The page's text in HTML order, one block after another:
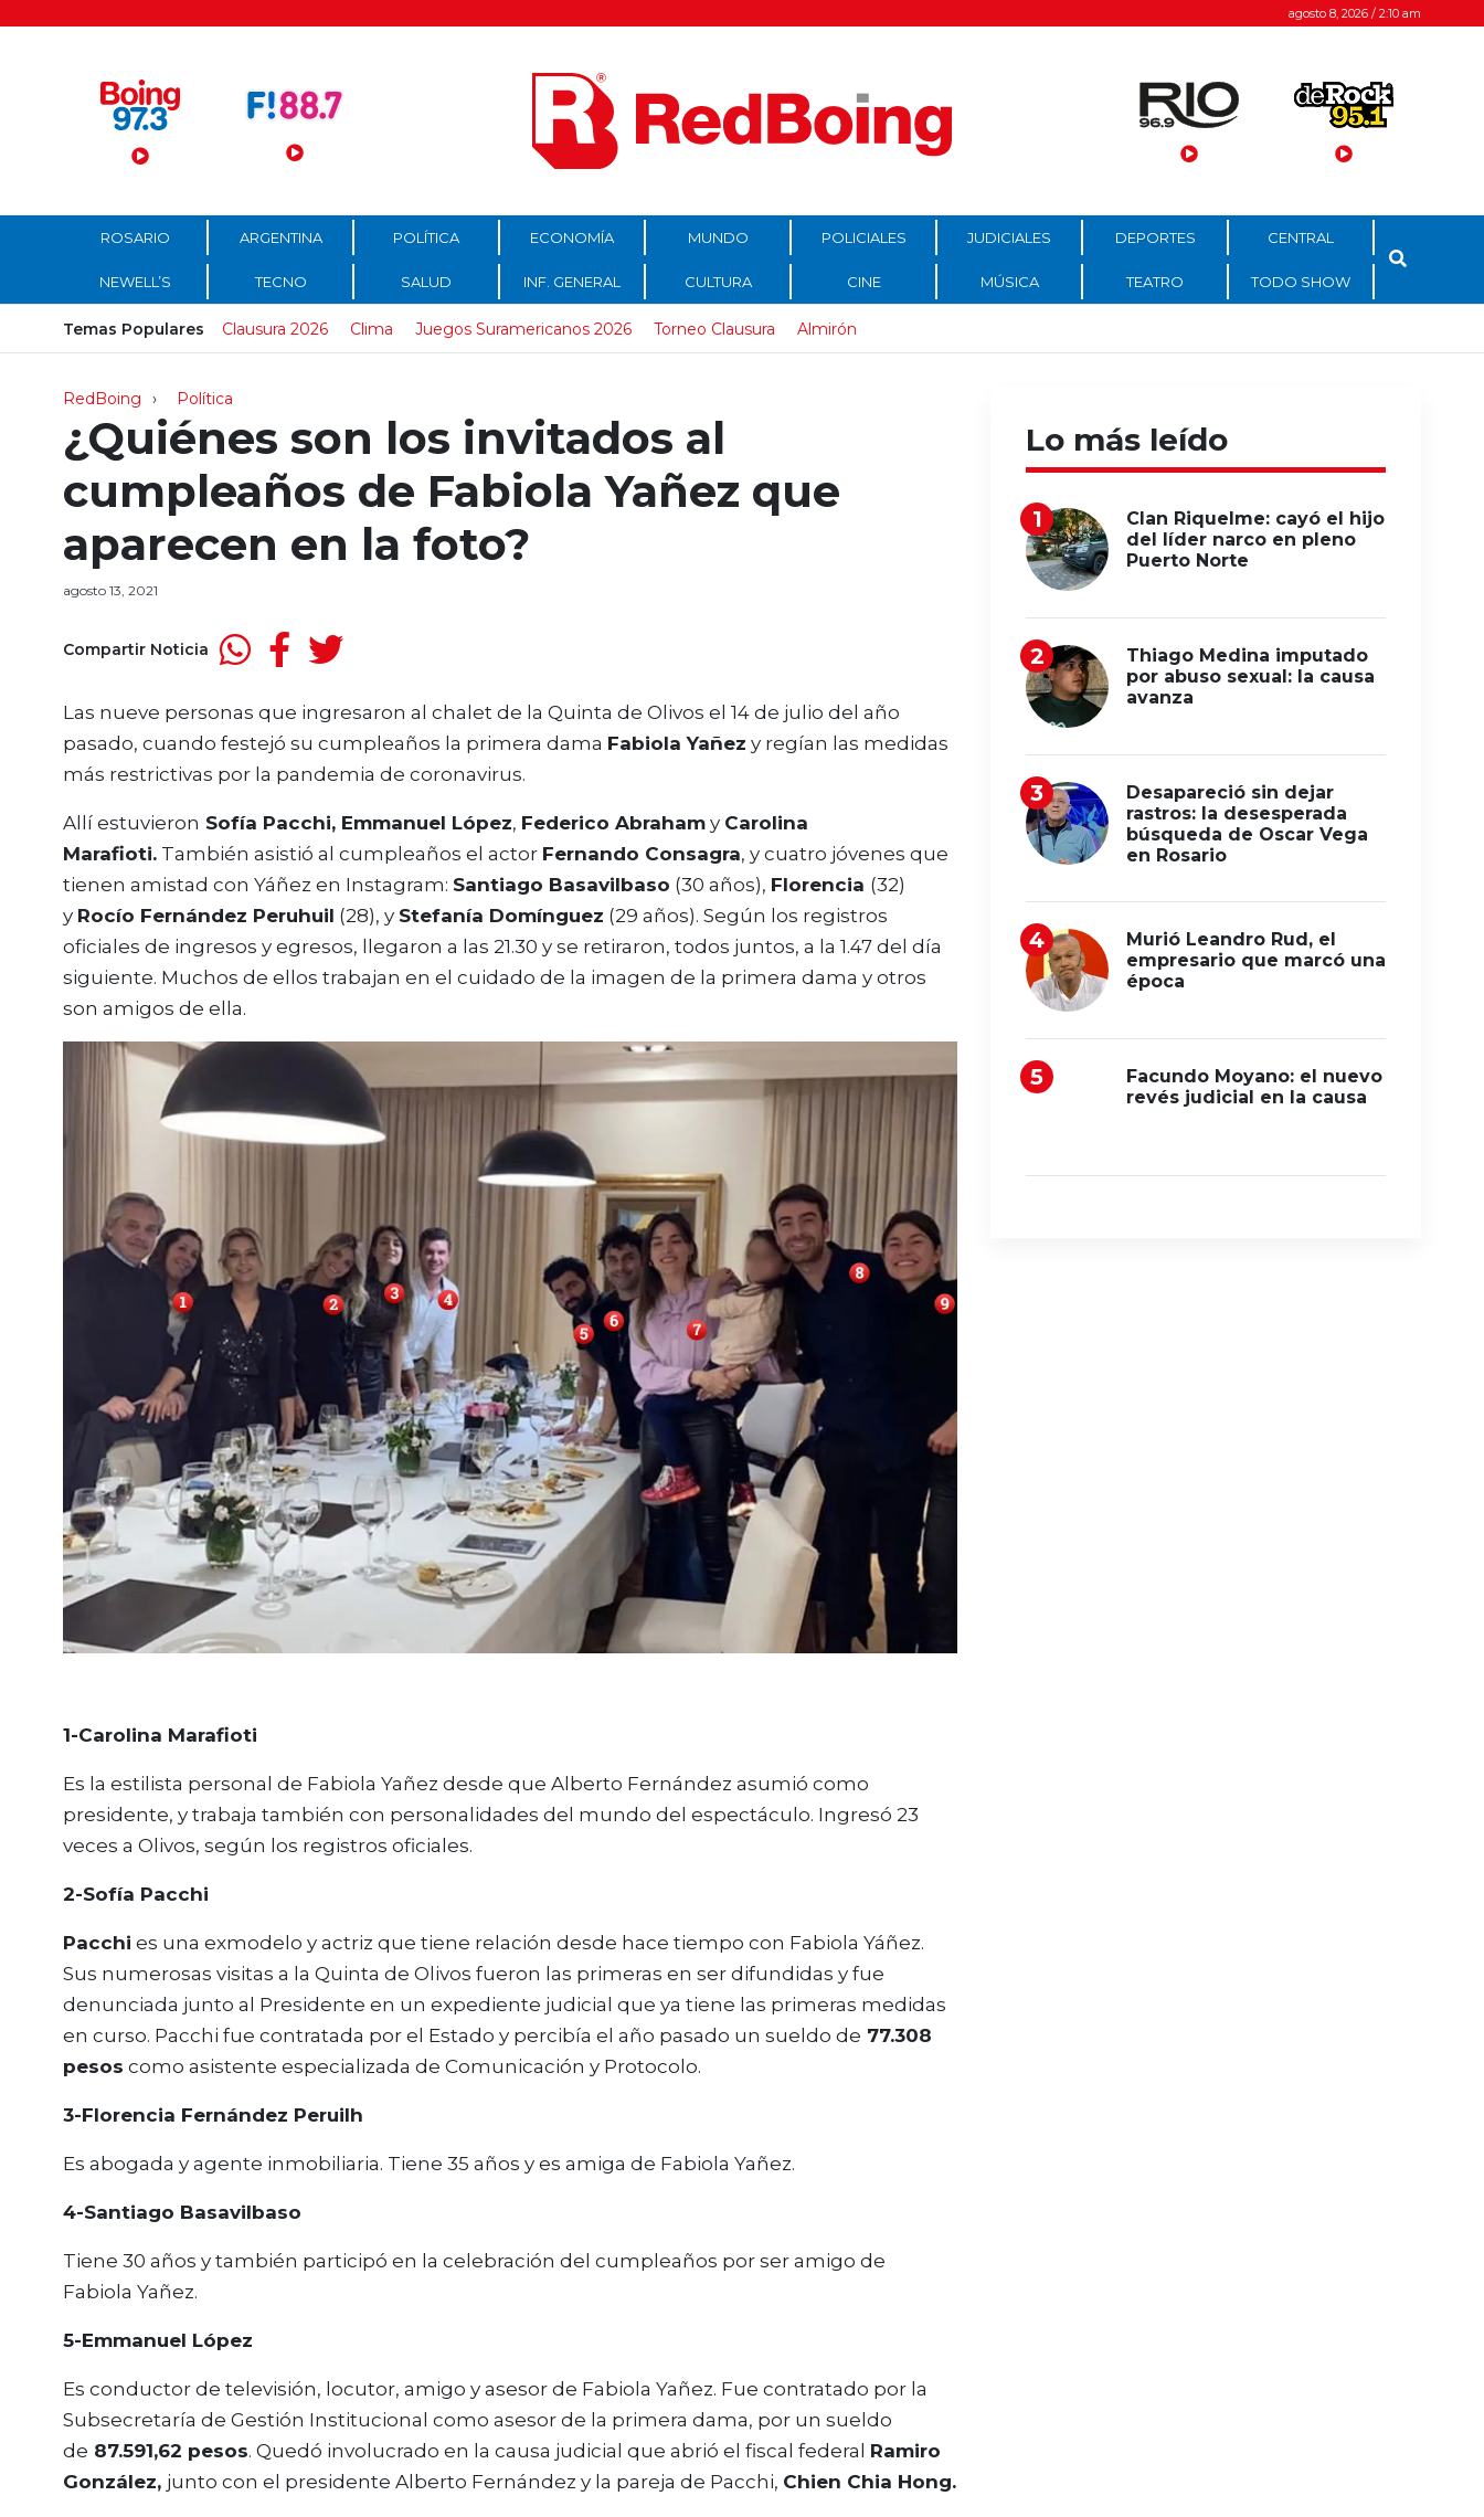
Menú Principal agosto 8, 2026 / 2:10 am
ROSARIO ARGENTINA POLÍTICA ECONOMÍA MUNDO POLICIALES JUDICIALES DEPORTES CENTRAL
NEWELL’S TECNO SALUD INF. GENERAL CULTURA CINE MÚSICA TEATRO TODO SHOW
Temas Populares Clausura 2026 Clima Juegos Suramericanos 2026 Torneo Clausura Almirón
RedBoing Política
¿Quiénes son los invitados al
cumpleaños de Fabiola Yañez que
aparecen en la foto?
agosto 13, 2021
Compartir Noticia
Las nueve personas que ingresaron al chalet de la Quinta de Olivos el 14 de julio del año
pasado, cuando festejó su cumpleaños la primera dama Fabiola Yañez y regían las medidas
más restrictivas por la pandemia de coronavirus.
Allí estuvieron Sofía Pacchi, Emmanuel López, Federico Abraham y Carolina
Marafioti. También asistió al cumpleaños el actor Fernando Consagra, y cuatro jóvenes que
tienen amistad con Yáñez en Instagram: Santiago Basavilbaso (30 años), Florencia (32)
y Rocío Fernández Peruhuil (28), y Stefanía Domínguez (29 años). Según los registros
oficiales de ingresos y egresos, llegaron a las 21.30 y se retiraron, todos juntos, a la 1.47 del día
siguiente. Muchos de ellos trabajan en el cuidado de la imagen de la primera dama y otros
son amigos de ella.
1-Carolina Marafioti
Es la estilista personal de Fabiola Yañez desde que Alberto Fernández asumió como
presidente, y trabaja también con personalidades del mundo del espectáculo. Ingresó 23
veces a Olivos, según los registros oficiales.
2-Sofía Pacchi
Pacchi es una exmodelo y actriz que tiene relación desde hace tiempo con Fabiola Yáñez.
Sus numerosas visitas a la Quinta de Olivos fueron las primeras en ser difundidas y fue
denunciada junto al Presidente en un expediente judicial que ya tiene las primeras medidas
en curso. Pacchi fue contratada por el Estado y percibía el año pasado un sueldo de 77.308
pesos como asistente especializada de Comunicación y Protocolo.
3-Florencia Fernández Peruilh
Es abogada y agente inmobiliaria. Tiene 35 años y es amiga de Fabiola Yañez.
4-Santiago Basavilbaso
Tiene 30 años y también participó en la celebración del cumpleaños por ser amigo de
Fabiola Yañez.
5-Emmanuel López
Es conductor de televisión, locutor, amigo y asesor de Fabiola Yañez. Fue contratado por la
Subsecretaría de Gestión Institucional como asesor de la primera dama, por un sueldo
de 87.591,62 pesos. Quedó involucrado en la causa judicial que abrió el fiscal federal Ramiro
González, junto con el presidente Alberto Fernández y la pareja de Pacchi, Chien Chia Hong.
Lo más leído
Clan Riquelme: cayó el hijo
del líder narco en pleno
Puerto Norte
Thiago Medina imputado
por abuso sexual: la causa
avanza
Desapareció sin dejar
rastros: la desesperada
búsqueda de Oscar Vega
en Rosario
Murió Leandro Rud, el
empresario que marcó una
época
Facundo Moyano: el nuevo
revés judicial en la causa